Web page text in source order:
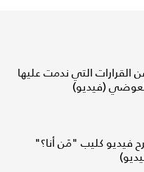
التي ندمت عليها
(فيديو)
فيديو كليب "مَن أنا؟"